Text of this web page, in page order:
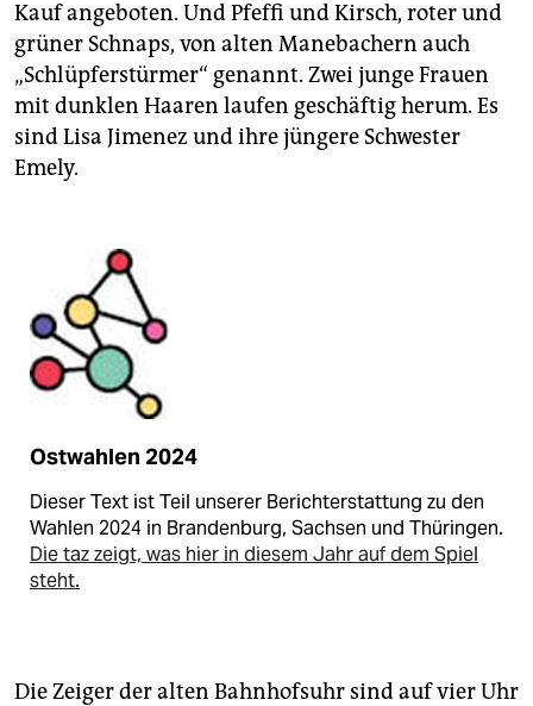
Kauf angeboten. Und Pfeffi und Kirsch, roter und
grüner Schnaps, von alten Manebachern auch
„Schlüpferstürmer“ genannt. Zwei junge Frauen
mit dunklen Haaren laufen geschäftig herum. Es
sind Lisa Jimenez und ihre jüngere Schwester
Emely.
Ostwahlen 2024
Dieser Text ist Teil unserer Berichterstattung zu den
Wahlen 2024 in Brandenburg, Sachsen und Thüringen.
Die taz zeigt, was hier in diesem Jahr auf dem Spiel
steht.
Die Zeiger der alten Bahnhofsuhr sind auf vier Uhr